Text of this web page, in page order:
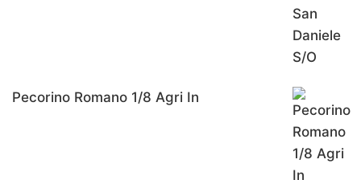
Pecorino Romano 1/8 Agri In